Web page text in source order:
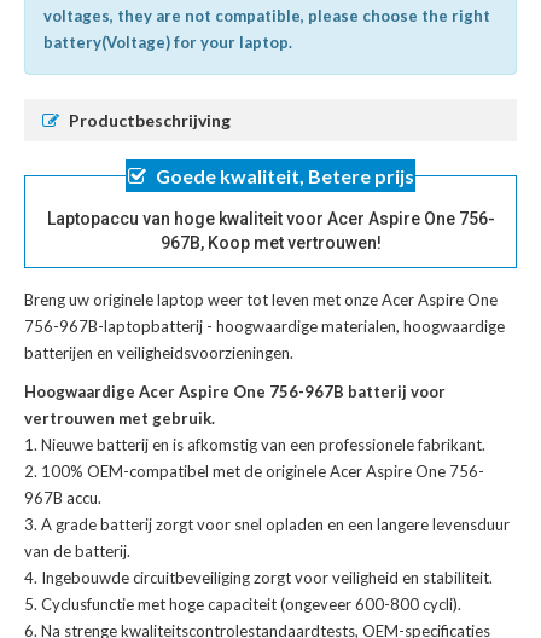
voltages, they are not compatible, please choose the right
battery(Voltage) for your laptop.
Productbeschrijving
Goede kwaliteit, Betere prijs
Laptopaccu van hoge kwaliteit voor Acer Aspire One 756-
967B, Koop met vertrouwen!
Breng uw originele laptop weer tot leven met onzeAcer Aspire One
756-967B-laptopbatterij - hoogwaardige materialen, hoogwaardige
batterijen en veiligheidsvoorzieningen.
Hoogwaardige Acer Aspire One 756-967B batterij voor
vertrouwen met gebruik.
Nieuwe batterij en is afkomstig van een professionele fabrikant.
100% OEM-compatibel met deoriginele Acer Aspire One 756-
967B accu.
A grade batterij zorgt voor snel opladen en een langere levensduur
van de batterij.
Ingebouwde circuitbeveiliging zorgt voor veiligheid en stabiliteit.
Cyclusfunctie met hoge capaciteit (ongeveer 600-800 cycli).
Na strenge kwaliteitscontrolestandaardtests, OEM-specificaties